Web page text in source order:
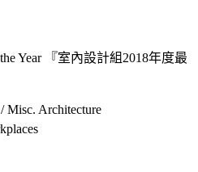
Year 『室內設計組2018年度最
Misc. Architecture